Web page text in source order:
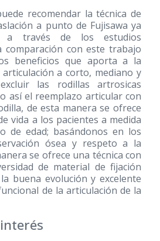
recomendar la técnica de
a punto de Fujisawa ya
a través de los estudios
con este trabajo
beneficios que aporta a la
a corto, mediano y
las rodillas artrosicas
así el reemplazo articular con
de esta manera se ofrece
vida a los pacientes a medida
de edad; basándonos en los
ósea y respeto a la
se ofrece una técnica con
de material de fijación
buena evolución y excelente
de la articulación de la